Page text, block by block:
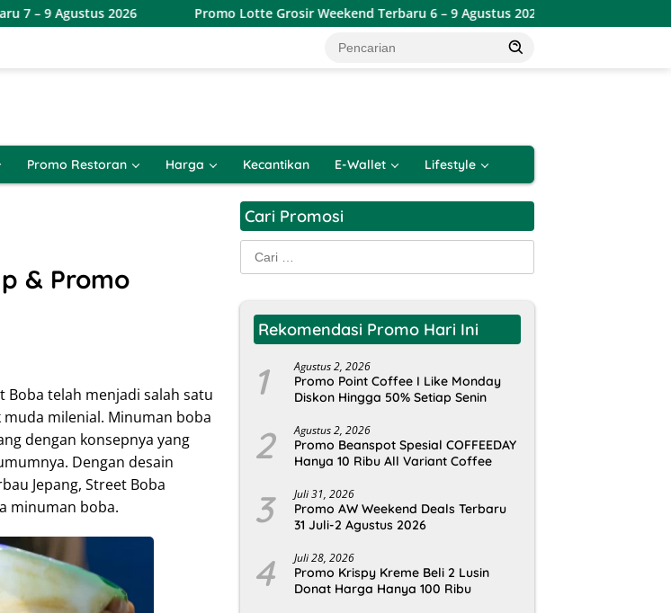
2026 Promo Lotte Grosir Weekend Terbaru 6 – 9 Agustus 2026 Promo JSM Mitra Diskon
Promo Restoran Harga Kecantikan E-Wallet Lifestyle
& Promo
Boba telah menjadi salah satu
milenial. Minuman boba
dengan konsepnya yang
Dengan desain
Jepang, Street Boba
minuman boba.
Cari Promosi
Cari
untuk:
Rekomendasi Promo Hari Ini
1 Agustus 2, 2026
Promo Point Coffee I Like Monday
Diskon Hingga 50% Setiap Senin
2 Agustus 2, 2026
Promo Beanspot Spesial COFFEEDAY
Hanya 10 Ribu All Variant Coffee
3 Juli 31, 2026
Promo AW Weekend Deals Terbaru
31 Juli-2 Agustus 2026
4 Juli 28, 2026
Promo Krispy Kreme Beli 2 Lusin
Donat Harga Hanya 100 Ribu